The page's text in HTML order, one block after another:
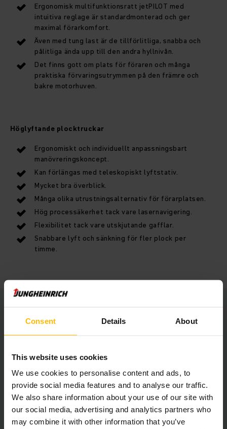
Consent Details About
This website uses cookies
We use cookies to personalise content and ads, to
provide social media features and to analyse our traffic.
We also share information about your use of our site with
our social media, advertising and analytics partners who
may combine it with other information that you’ve
Ergonomisk multifunktionsratt jetPILOT med
intuitiva reglage är standardmonterad och ger
maximal förarkomfort.
Även med tung last är de tillförlitliga, snabba och
pålitliga ända upp till den andra hyllnivån.
Det finns gott om plats för föraren och många
praktiska förvaringsutrymmen på den främre och
bakre motorhuven.
Höglyftande plocktruckar
Ergonomiskt och individuellt anpassningsbart
manövreringskoncept.
Kan förlängas med teleskopiskt lyftstativ.
Mycket bra överblick.
Många olika utrustningsalternativ för förarplatsen.
Hög processäkerhet tack vare lasernavigering.
Flexibilitet tack vare utskjutande gafflar.
Snabbare lyft och sänkning för fler plock per
timme.
Läs om varför du behöver en plocktruck